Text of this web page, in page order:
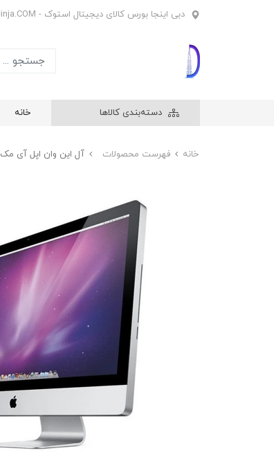
دبی اینجا بورس کالای دیجیتال استوک - Dubaiinja.IR Dubaiinja.COM
دسته‌بندی کالاها خانه
خانه فهرست محصولات آل این وان اپل آی مک 27 اینچی Apple iMac A1312 i7 یک ترابایت و رم 16